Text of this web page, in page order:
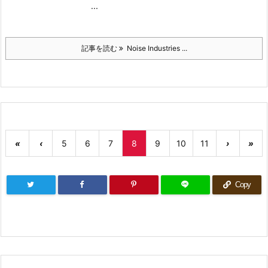
...
記事を読む Noise Industries ...
« ‹ 5 6 7 8 9 10 11 › »
Copy